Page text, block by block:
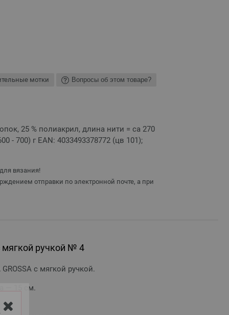
мотки Вопросы об этом товаре?
25 % полиакрил, длина нити = ca 270
- 700) г EAN: 4033493378772 (цв 101);
вязания!
отправки по электронной почте, а при
ручкой № 4
с мягкой ручкой.
— 15 см.